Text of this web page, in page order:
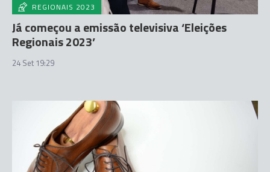
REGIONAIS 2023
Já começou a emissão televisiva ‘Eleições
Regionais 2023’
24 Set 19:29